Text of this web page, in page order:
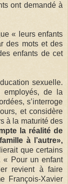
ont demandé à
« leurs enfants
des mots et des
enfants de cet
sexuelle.
employés, de la
s’interroge
et considère
à la maturité des
la réalité de
à l’autre»,
que certains
« Pour un enfant
revient à faire
François-Xavier